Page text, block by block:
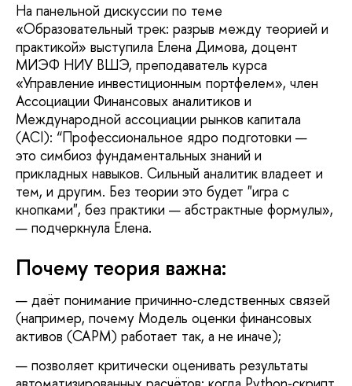
На панельной дискуссии по теме
«Образовательный трек: разрыв между теорией и
практикой» выступила Елена Димова, доцент
МИЭФ НИУ ВШЭ, преподаватель курса
«Управление инвестиционным портфелем», член
Ассоциации Финансовых аналитиков и
Международной ассоциации рынков капитала
(ACI): “Профессиональное ядро подготовки —
это симбиоз фундаментальных знаний и
прикладных навыков. Сильный аналитик владеет и
тем, и другим. Без теории это будет "игра с
кнопками", без практики — абстрактные формулы»,
— подчеркнула Елена.
Почему теория важна:
даёт понимание причинно‑следственных связей
(например, почему Модель оценки финансовых
активов (CAPM) работает так, а не иначе);
позволяет критически оценивать результаты